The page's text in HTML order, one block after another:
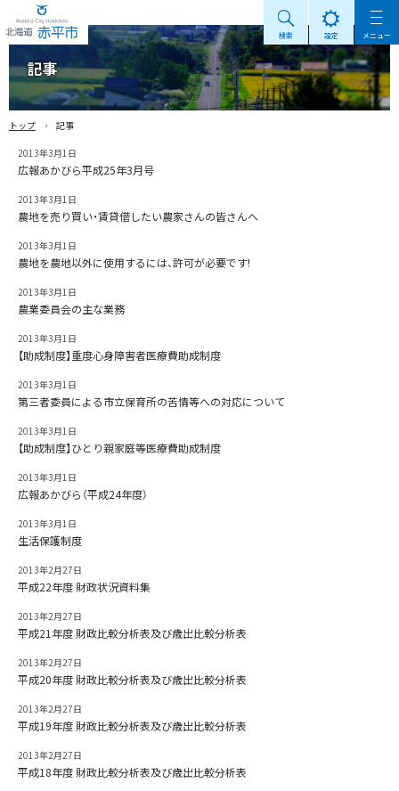
Akabira City Hokkaido 北海道 赤平市
検索 設定 メニュー
記事
トップ › 記事
2013年3月1日
広報あかびら平成25年3月号
2013年3月1日
農地を売り買い・賃貸借したい農家さんの皆さんへ
2013年3月1日
農地を農地以外に使用するには、許可が必要です!
2013年3月1日
農業委員会の主な業務
2013年3月1日
【助成制度】重度心身障害者医療費助成制度
2013年3月1日
第三者委員による市立保育所の苦情等への対応について
2013年3月1日
【助成制度】ひとり親家庭等医療費助成制度
2013年3月1日
広報あかびら（平成24年度）
2013年3月1日
生活保護制度
2013年2月27日
平成22年度 財政状況資料集
2013年2月27日
平成21年度 財政比較分析表及び歳出比較分析表
2013年2月27日
平成20年度 財政比較分析表及び歳出比較分析表
2013年2月27日
平成19年度 財政比較分析表及び歳出比較分析表
2013年2月27日
平成18年度 財政比較分析表及び歳出比較分析表